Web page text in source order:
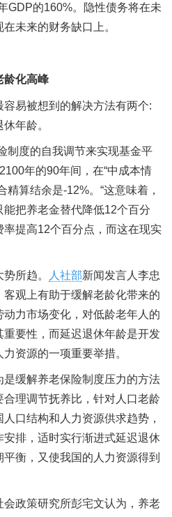
GDP的160%。隐性债务将在未
未来的财务缺口上。
龄化高峰
易被想到的解决方法有两个:
年龄。
制度的自我调节来实现基金平
年的90年间，在“中成本情
精算结余是-12%。“这意味着，
把养老金替代降低12个百分
提高12个百分点，而这在现实
所趋。 人社部新闻发言人李忠
观上有助于缓解老龄化带来的
力市场变化，对低龄老年人的
重要性，而延迟退休年龄是开发
资源的一项重要举措。
缓解养老保险制度压力的方法
理调节抚养比，针对人口老龄
口结构和人力资源供求趋势，
排，适时实行渐进式延迟退休
衡，又使我国的人力资源得到
会政策研究所彭宅文认为，养老